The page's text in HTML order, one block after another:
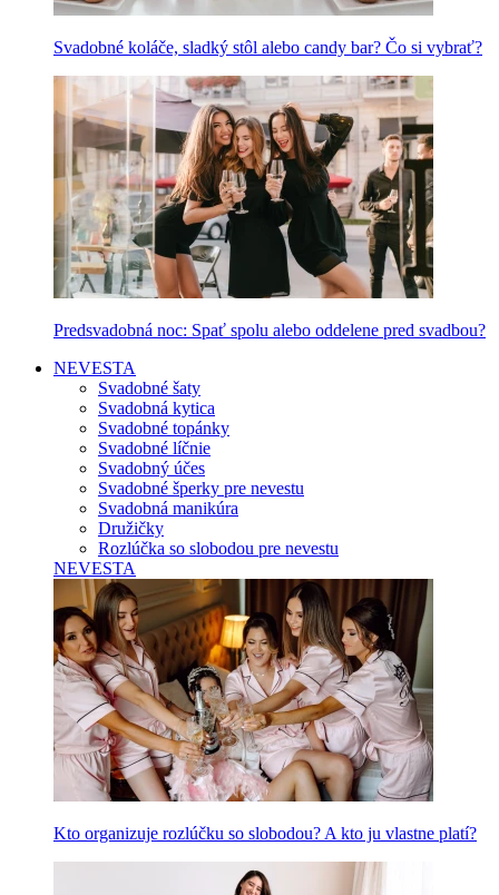
Svadobné koláče, sladký stôl alebo candy bar? Čo si vybrať?
Predsvadobná noc: Spať spolu alebo oddelene pred svadbou?
NEVESTA
Svadobné šaty
Svadobná kytica
Svadobné topánky
Svadobné líčnie
Svadobný účes
Svadobné šperky pre nevestu
Svadobná manikúra
Družičky
Rozlúčka so slobodou pre nevestu
NEVESTA
Kto organizuje rozlúčku so slobodou? A kto ju vlastne platí?